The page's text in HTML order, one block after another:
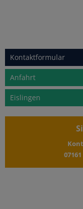
Kontaktformular
Anfahrt
Eislingen